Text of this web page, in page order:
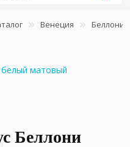
Венеция Беллони
Беллони